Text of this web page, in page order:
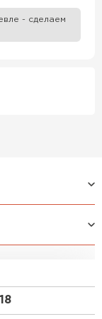
- сделаем
с
Его
полиэфирная